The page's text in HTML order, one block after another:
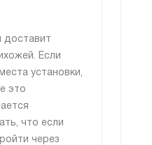
доставит
Если
установки,
это
что если
через